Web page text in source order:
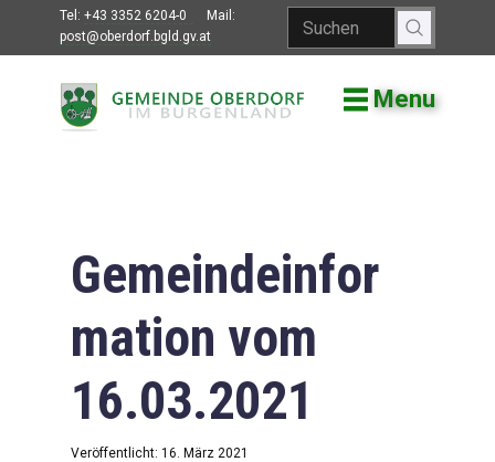
Tel: +43 3352 6204-0
Mail:
post@oberdorf.bgld.gv.at
Menu
Willkommen
Gemeindeamt
Gemeinderat
Bildung
Vereine
Gemeindeinfor
mation vom
16.03.2021
Veröffentlicht: 16. März 2021